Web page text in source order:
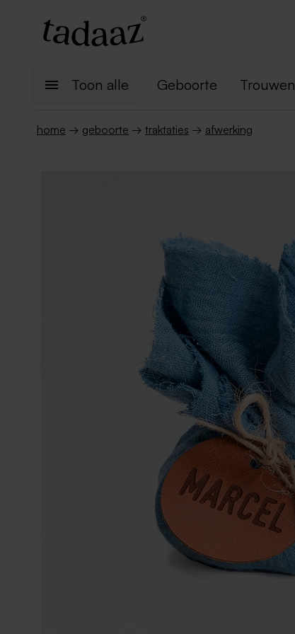
Toon alle Geboorte Trouwen
home → geboorte → traktaties → afwerking